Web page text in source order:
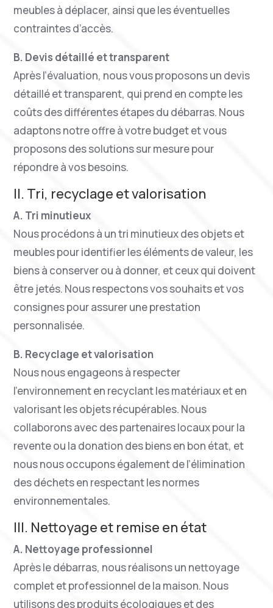
meubles à déplacer, ainsi que les éventuelles
contraintes d’accès.
B. Devis détaillé et transparent
Après l’évaluation, nous vous proposons un devis
détaillé et transparent, qui prend en compte les
coûts des différentes étapes du débarras. Nous
adaptons notre offre à votre budget et vous
proposons des solutions sur mesure pour
répondre à vos besoins.
II. Tri, recyclage et valorisation
A. Tri minutieux
Nous procédons à un tri minutieux des objets et
meubles pour identifier les éléments de valeur, les
biens à conserver ou à donner, et ceux qui doivent
être jetés. Nous respectons vos souhaits et vos
consignes pour assurer une prestation
personnalisée.
B. Recyclage et valorisation
Nous nous engageons à respecter
l’environnement en recyclant les matériaux et en
valorisant les objets récupérables. Nous
collaborons avec des partenaires locaux pour la
revente ou la donation des biens en bon état, et
nous nous occupons également de l’élimination
des déchets en respectant les normes
environnementales.
III. Nettoyage et remise en état
A. Nettoyage professionnel
Après le débarras, nous réalisons un nettoyage
complet et professionnel de la maison. Nous
utilisons des produits écologiques et des